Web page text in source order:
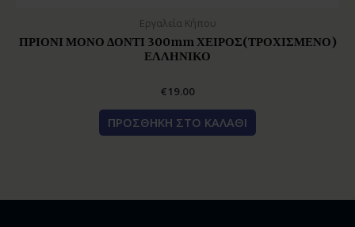
Εργαλεία Κήπου
ΠΡΙΟΝΙ ΜΟΝΟ ΔΟΝΤΙ 300mm ΧΕΙΡΟΣ(ΤΡΟΧΙΣΜΕΝΟ)
ΕΛΛΗΝΙΚΟ
€19.00
ΠΡΟΣΘΉΚΗ ΣΤΟ ΚΑΛΆΘΙ